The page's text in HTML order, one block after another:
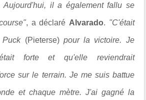
il a également fallu se
, a déclaré Alvarado. "C'était
(Pieterse) pour la victoire. Je
forte et qu'elle reviendrait
sur le terrain. Je me suis battue
et chaque mètre. J'ai gagné la